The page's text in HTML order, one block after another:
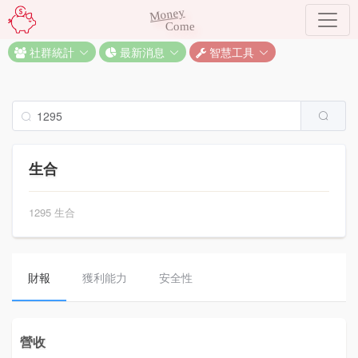
Money
Come
社群統計 最新消息 智慧工具
生合
1295 生合
財報 獲利能力 安全性
營收